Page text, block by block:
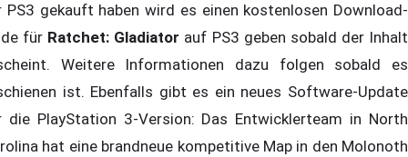
PS3 gekauft haben wird es einen kostenlosen Download-
für Ratchet: Gladiator auf PS3 geben sobald der Inhalt
Weitere Informationen dazu folgen sobald es
ist. Ebenfalls gibt es ein neues Software-Update
die PlayStation 3-Version: Das Entwicklerteam in North
hat eine brandneue kompetitive Map in den Molonoth